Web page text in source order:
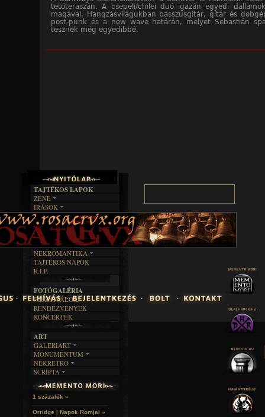
tetőteraszán. A csepeli/chilei duó igazán egyedi
magával. Hangzásvilágukban basszusgitár, gitár és
post-punk és a new wave határán, melyet Sebastián
tesznek még egyedibbé.
TAJTÉKOS LAPOK
ZENE
EGYÜTTESEK
INTERJÚK
FORDÍTÁSOK
DALSZÖVEGEK
ÍRÁSOK
IRODALOM
FILM
MŰVÉSZET
ÍRÁSTÖRTÉNET
BOSZORKÁNYKONYHA
FEKETE HUMOR
KÉPES
SZÖVEGES
RENDEZVÉNYEK
NEKROMANTIKA
AKTUÁLIS
A MÚLT
TAJTÉKOS NAPOK
R.I.P.
FOTÓGALÉRIA
FESZTIVÁLOK
RENDEZVÉNYEK
KONCERTEK
ART
GALERIART
ARTGALERI
KÉPREGÉNYEK
LAKÁSKULTS
MONUMENTUM
TEMETŐK
TEMPLOMOK
VÁRAK
HELYEK
NEKRETRO
SZUBKULT
FEKETE LYUK
RELIKVIÁK
SCRIPTA
NOVELLÁK
VERSEK
1 százalék »
Orridge | Napok Romjai »